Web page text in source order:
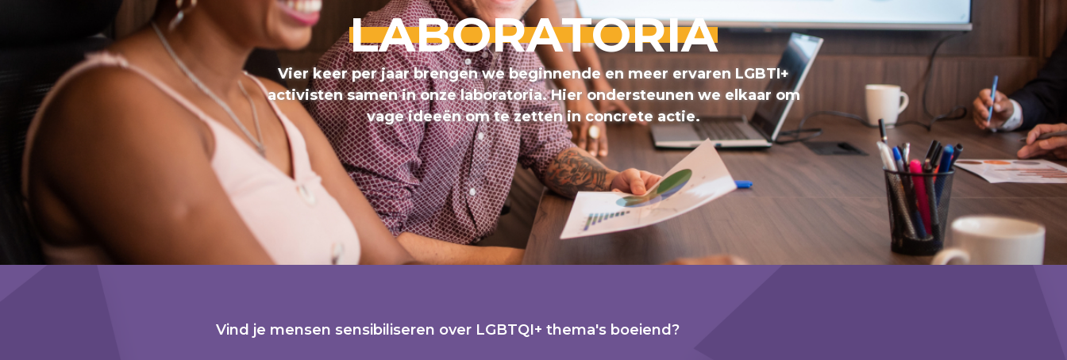
LABORATORIA
Vier keer per jaar brengen we beginnende en meer ervaren LGBTI+
activisten samen in onze laboratoria. Hier ondersteunen we elkaar om
vage ideeën om te zetten in concrete actie.
Vind je mensen sensibiliseren over LGBTQI+ thema's boeiend?